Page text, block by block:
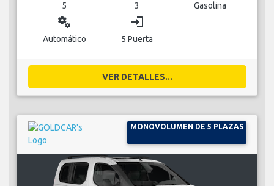
5 3 Gasolina
miscellaneous_services
Automático
login
5 Puerta
VER DETALLES...
MONOVOLUMEN DE 5 PLAZAS